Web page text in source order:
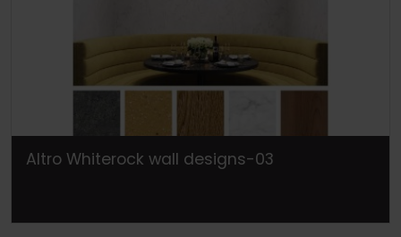
Altro Whiterock wall designs-03